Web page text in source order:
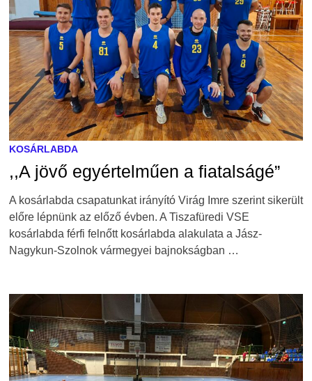
KOSÁRLABDA
,,A jövő egyértelműen a fiatalságé”
A kosárlabda csapatunkat irányító Virág Imre szerint sikerült
előre lépnünk az előző évben. A Tiszafüredi VSE
kosárlabda férfi felnőtt kosárlabda alakulata a Jász-
Nagykun-Szolnok vármegyei bajnokságban …